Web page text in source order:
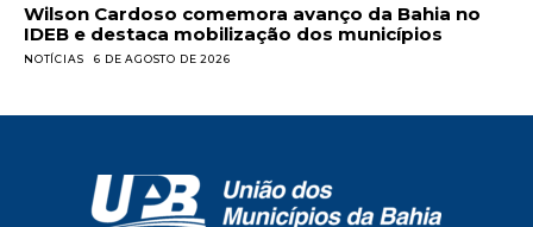
Wilson Cardoso comemora avanço da Bahia no
IDEB e destaca mobilização dos municípios
NOTÍCIAS 6 DE AGOSTO DE 2026